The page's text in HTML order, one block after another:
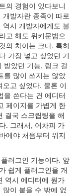
의 경험이 있다보니
발자란 종족이 따로
시 개발자에게도 불
고 해도 위키문법으
의 차이는 크다. 특히
가장 넣고 싶었던 기
받았던 기능, 링크 걸
를 많이 쓰지는 않았
고 싶었다. 물론 이
을 쓴다는 건 에디터
페이지를 가볍게 한
결국 스크립팅을 해
. 그래서, 어차피 가
에야 처음부터 위지
러그인 기능이다. 앞
쉽게 플러그인을 개
역시 에디터에 뭔가
이 붙을 수 밖에 없